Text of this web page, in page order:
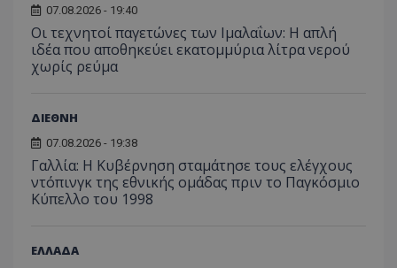
07.08.2026 - 19:40
Οι τεχνητοί παγετώνες των Ιμαλαΐων: Η απλή
ιδέα που αποθηκεύει εκατομμύρια λίτρα νερού
χωρίς ρεύμα
ΔΙΕΘΝΗ
07.08.2026 - 19:38
Γαλλία: Η Κυβέρνηση σταμάτησε τους ελέγχους
ντόπινγκ της εθνικής ομάδας πριν το Παγκόσμιο
Κύπελλο του 1998
ΕΛΛΑΔΑ